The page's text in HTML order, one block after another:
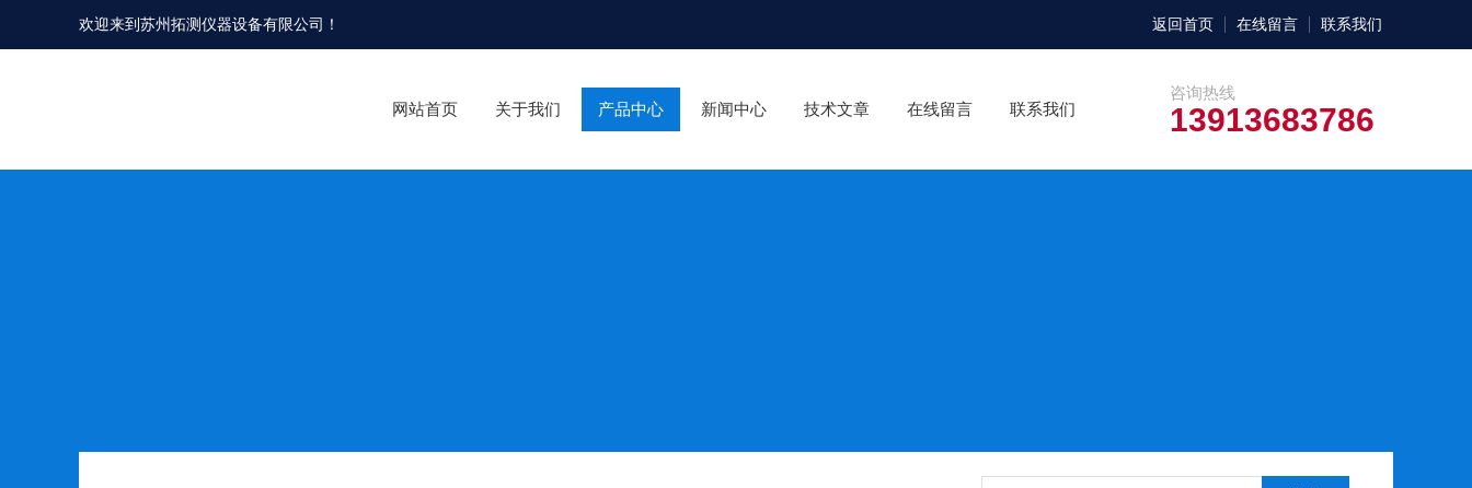
欢迎来到苏州拓测仪器设备有限公司 ！ 返回首页 在线留言 联系我们
咨询热线
13913683786
网站首页 关于我们 产品中心 新闻中心 技术文章 在线留言 联系我们